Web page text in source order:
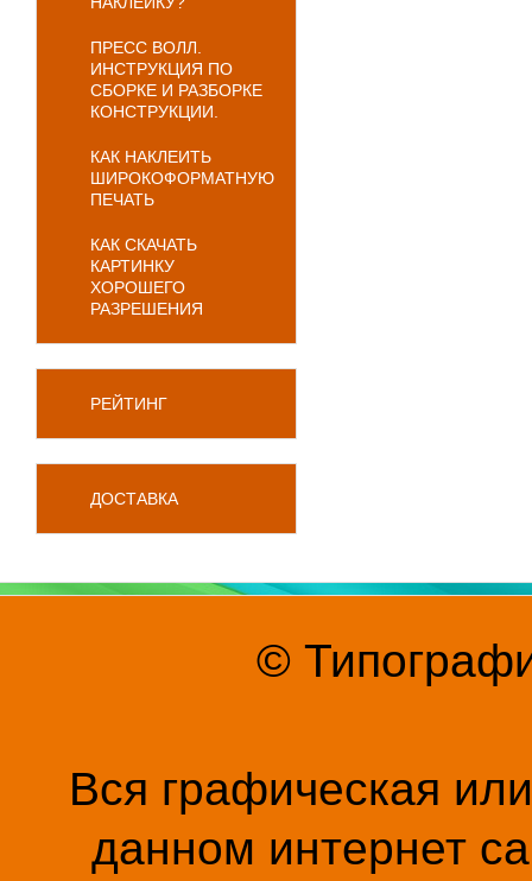
ПРЕСС ВОЛЛ.
ИНСТРУКЦИЯ ПО
СБОРКЕ И РАЗБОРКЕ
КОНСТРУКЦИИ.
КАК НАКЛЕИТЬ
ШИРОКОФОРМАТНУЮ
ПЕЧАТЬ
КАК СКАЧАТЬ
КАРТИНКУ
ХОРОШЕГО
РАЗРЕШЕНИЯ
РЕЙТИНГ
ДОСТАВКА
©
Вся графическая
данном интернет